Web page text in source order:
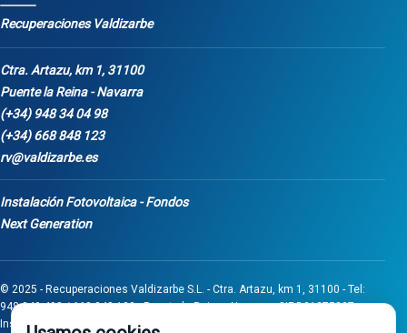
Recuperaciones Valdizarbe
Ctra. Artazu, km 1, 31100
Puente la Reina - Navarra
(+34) 948 34 04 98
(+34) 668 848 123
rv@valdizarbe.es
Instalación Fotovoltaica - Fondos
Next Generation
© 2025 - Recuperaciones Valdizarbe S.L. - Ctra. Artazu, km 1, 31100 - Tel:
948 340 498 / 668 848 123 - Puente la Reina - Navarra - CIF B31275837.
Inscrita en el Registro Mercantil de Navarra, Tomo 32, Folio 75, Hoja 525.